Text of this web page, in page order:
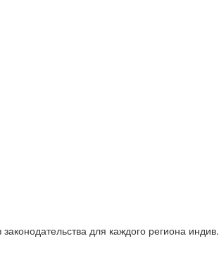
для каждого региона